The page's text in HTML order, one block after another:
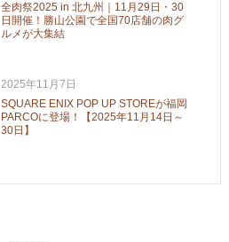
全肉祭2025 in 北九州｜11月29日・30
日開催！勝山公園で全国70店舗の肉グ
ルメが大集結
2025年11月7日
SQUARE ENIX POP UP STOREが福岡
PARCOに登場！【2025年11月14日～
30日】